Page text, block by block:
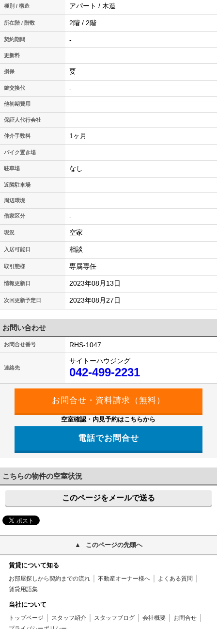
種別 / 構造 アパート / 木造
所在階 / 階数 2階 / 2階
契約期間 -
更新料
損保 要
鍵交換代 -
他初期費用
保証人代行会社
仲介手数料 1ヶ月
バイク置き場
駐車場 なし
近隣駐車場
周辺環境
借家区分 -
現況 空家
入居可能日 相談
取引態様 専属専任
情報更新日 2023年08月13日
次回更新予定日 2023年08月27日
お問い合わせ
お問合せ番号 RHS-1047
連絡先
サイトーハウジング
042-499-2231
空室確認・内見予約はこちらから
電話でお問合せ
こちらの物件の空室状況
このページをメールで送る
このページの先頭へ
賃貸について知る
お部屋探しから契約までの流れ 不動産オーナー様へ
よくある質問
賃貸用語集
当社について
トップページ スタッフ紹介 スタッフブログ 会社概要
お問合せ